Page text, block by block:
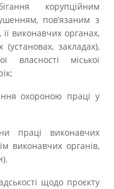
корупційним
пов’язаним з
її виконавчих органах,
(установах, закладах),
міської
охороною праці у
праці виконавчих
виконавчих органів,
щодо проєкту